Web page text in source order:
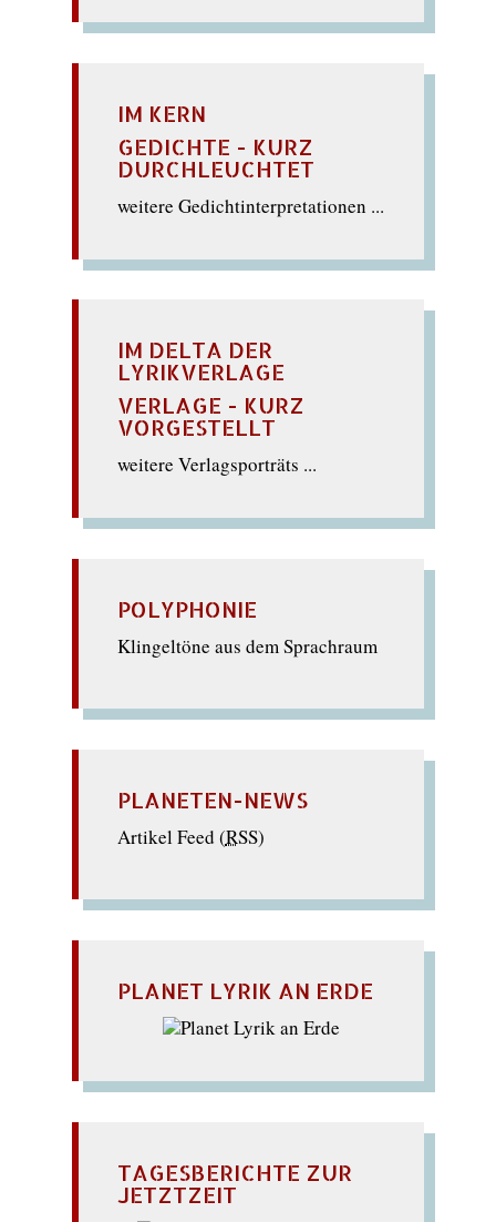
IM KERN
GEDICHTE - KURZ
DURCHLEUCHTET
weitere Gedichtinterpretationen ...
IM DELTA DER
LYRIKVERLAGE
VERLAGE - KURZ
VORGESTELLT
weitere Verlagsporträts ...
POLYPHONIE
Klingeltöne aus dem Sprachraum
PLANETEN-NEWS
Artikel Feed (RSS)
PLANET LYRIK AN ERDE
TAGESBERICHTE ZUR
JETZTZEIT